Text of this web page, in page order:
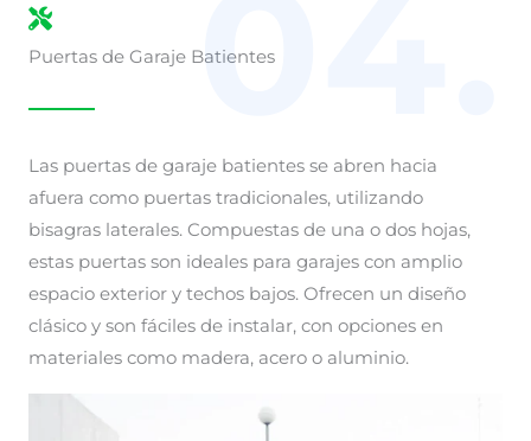
Puertas de Garaje Batientes04.
Las puertas de garaje batientes se abren hacia
afuera como puertas tradicionales, utilizando
bisagras laterales. Compuestas de una o dos hojas,
estas puertas son ideales para garajes con amplio
espacio exterior y techos bajos. Ofrecen un diseño
clásico y son fáciles de instalar, con opciones en
materiales como madera, acero o aluminio.